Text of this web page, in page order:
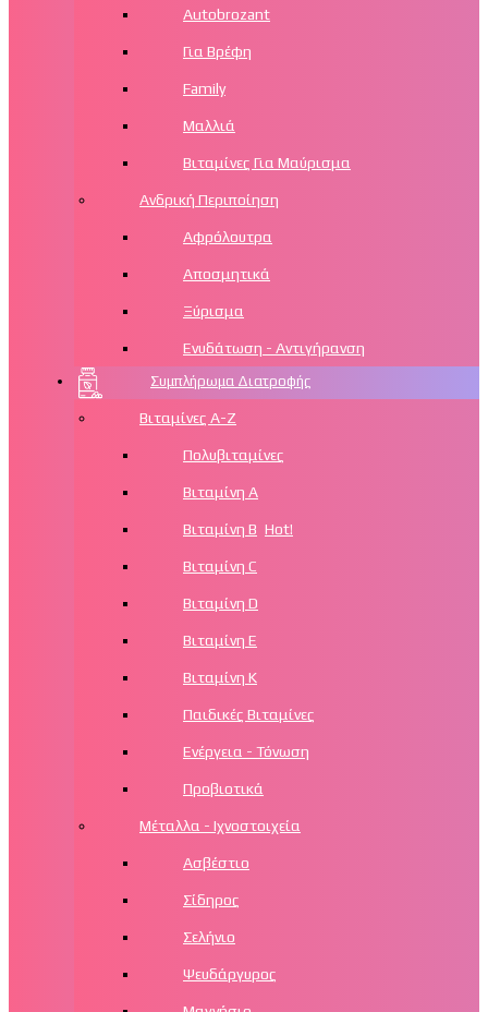
Autobrozant
Για Βρέφη
Family
Μαλλιά
Βιταμίνες Για Μαύρισμα
Ανδρική Περιποίηση
Αφρόλουτρα
Αποσμητικά
Ξύρισμα
Ενυδάτωση - Αντιγήρανση
Συμπλήρωμα Διατροφής
Βιταμίνες Α-Ζ
Πολυβιταμίνες
Βιταμίνη Α
Βιταμίνη Β Hot!
Βιταμίνη C
Βιταμίνη D
Βιταμίνη Ε
Βιταμίνη Κ
Παιδικές Βιταμίνες
Ενέργεια - Τόνωση
Προβιοτικά
Μέταλλα - Ιχνοστοιχεία
Ασβέστιο
Σίδηρος
Σελήνιο
Ψευδάργυρος